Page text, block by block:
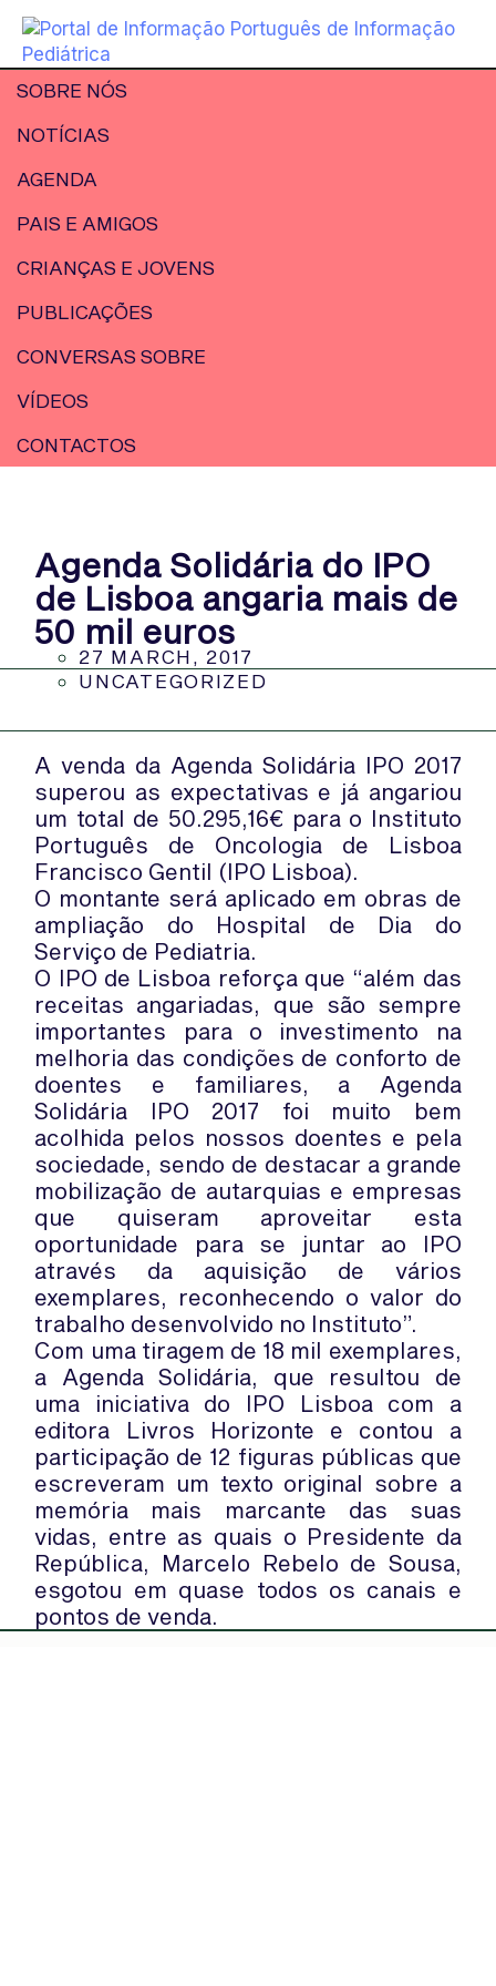
SOBRE NÓS
NOTÍCIAS
AGENDA
PAIS E AMIGOS
CRIANÇAS E JOVENS
PUBLICAÇÕES
CONVERSAS SOBRE
VÍDEOS
CONTACTOS
Agenda Solidária do IPO
de Lisboa angaria mais de
50 mil euros
27 MARCH, 2017
UNCATEGORIZED
A venda da Agenda Solidária IPO 2017
superou as expectativas e já angariou
um total de 50.295,16€ para o Instituto
Português de Oncologia de Lisboa
Francisco Gentil (IPO Lisboa).
O montante será aplicado em obras de
ampliação do Hospital de Dia do
Serviço de Pediatria.
O IPO de Lisboa reforça que “além das
receitas angariadas, que são sempre
importantes para o investimento na
melhoria das condições de conforto de
doentes e familiares, a Agenda
Solidária IPO 2017 foi muito bem
acolhida pelos nossos doentes e pela
sociedade, sendo de destacar a grande
mobilização de autarquias e empresas
que quiseram aproveitar esta
oportunidade para se juntar ao IPO
através da aquisição de vários
exemplares, reconhecendo o valor do
trabalho desenvolvido no Instituto”.
Com uma tiragem de 18 mil exemplares,
a Agenda Solidária, que resultou de
uma iniciativa do IPO Lisboa com a
editora Livros Horizonte e contou a
participação de 12 figuras públicas que
escreveram um texto original sobre a
memória mais marcante das suas
vidas, entre as quais o Presidente da
República, Marcelo Rebelo de Sousa,
esgotou em quase todos os canais e
pontos de venda.